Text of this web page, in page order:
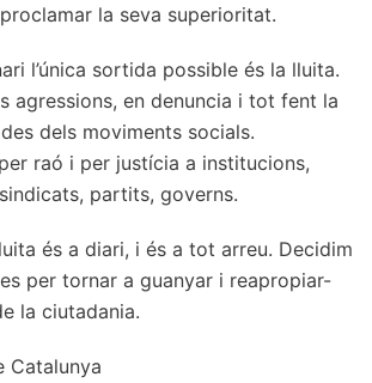
la seva superioritat.
l’única sortida possible és la lluita.
agressions, en denuncia i tot fent la
dels moviments socials.
raó i per justícia a institucions,
partits, governs.
és a diari, i és a tot arreu. Decidim
per tornar a guanyar i reapropiar-
la ciutadania.
Catalunya